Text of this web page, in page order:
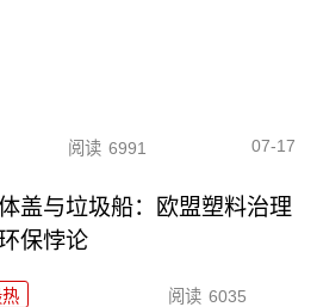
阅读 6991 07-17
盖与垃圾船：欧盟塑料治理
保悖论
阅读 6035